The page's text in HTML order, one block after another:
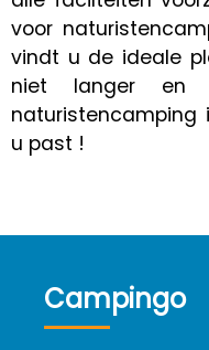
voor
vindt u de ideale
niet langer
naturistencamping
u past !
Campingo